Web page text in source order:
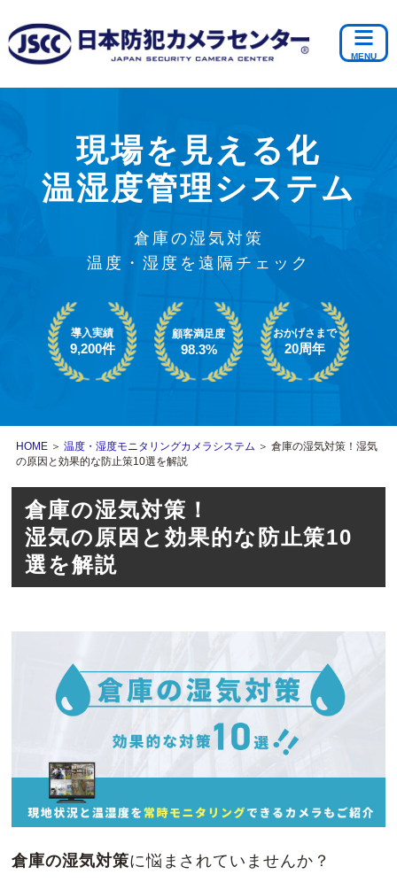
現場を見える化
温湿度管理システム
倉庫の湿気対策
温度・湿度を遠隔チェック
導入実績
9,200件
顧客満足度
98.3%
おかげさまで
20周年
HOME ＞温度・湿度モニタリングカメラシステム ＞ 倉庫の湿気対策！湿気
の原因と効果的な防止策10選を解説
倉庫の湿気対策！
湿気の原因と効果的な防止策10
選を解説
倉庫の湿気対策に悩まされていませんか？